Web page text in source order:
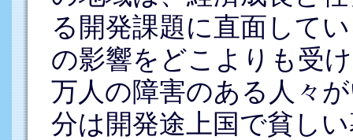
る開発課題に直面して
の影響をどこよりも受
万人の障害のある人々
分は開発途上国で貧し